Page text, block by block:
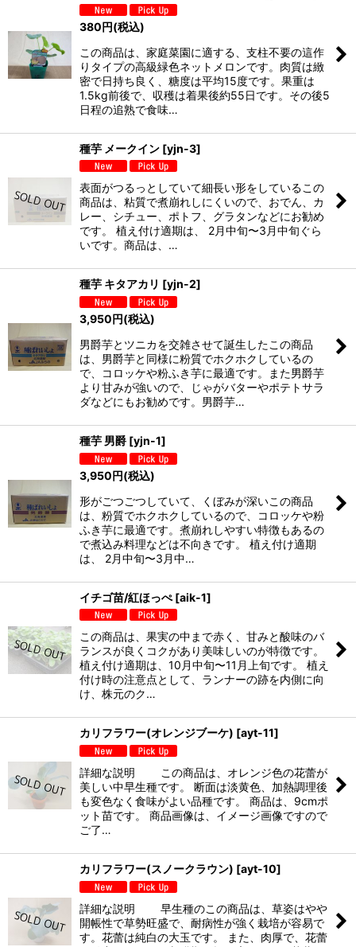
380円(税込)
この商品は、家庭菜園に適する、支柱不要の這作
りタイプの高級緑色ネットメロンです。肉質は緻
密で日持ち良く、糖度は平均15度です。果重は
1.5kg前後で、収穫は着果後約55日です。その後5
日程の追熟で食味…
種芋 メークイン [yjn-3]
表面がつるっとしていて細長い形をしているこの
商品は、粘質で煮崩れしにくいので、おでん、カ
レー、シチュー、ポトフ、グラタンなどにお勧め
です。 植え付け適期は、 2月中旬〜3月中旬ぐら
いです。商品は、…
種芋 キタアカリ [yjn-2]
3,950円(税込)
男爵芋とツニカを交雑させて誕生したこの商品
は、男爵芋と同様に粉質でホクホクしているの
で、コロッケや粉ふき芋に最適です。また男爵芋
より甘みが強いので、じゃがバターやポテトサラ
ダなどにもお勧めです。男爵芋…
種芋 男爵 [yjn-1]
3,950円(税込)
形がごつごつしていて、くぼみが深いこの商品
は、粉質でホクホクしているので、コロッケや粉
ふき芋に最適です。煮崩れしやすい特徴もあるの
で煮込み料理などは不向きです。 植え付け適期
は、 2月中旬〜3月中…
イチゴ苗/紅ほっぺ [aik-1]
この商品は、果実の中まで赤く、甘みと酸味のバ
ランスが良くコクがあり美味しいのが特徴です。
植え付け適期は、10月中旬〜11月上旬です。 植え
付け時の注意点として、ランナーの跡を内側に向
け、株元のク…
カリフラワー(オレンジブーケ) [ayt-11]
詳細な説明 この商品は、オレンジ色の花蕾が
美しい中早生種です。 断面は淡黄色、加熱調理後
も変色なく食味がよい品種です。 商品は、9cmポ
ット苗です。 商品画像は、イメージ画像ですので
ご了…
カリフラワー(スノークラウン) [ayt-10]
詳細な説明 早生種のこの商品は、草姿はやや
開帳性で草勢旺盛で、耐病性が強く栽培が容易で
す。花蕾は純白の大玉です。 また、肉厚で、花蕾